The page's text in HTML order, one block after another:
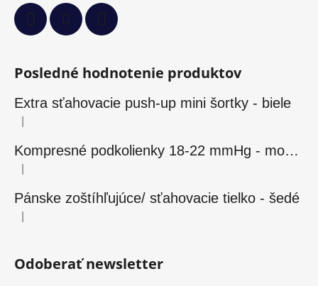
Posledné hodnotenie produktov
Extra sťahovacie push-up mini šortky - biele
Hodnotenie produktu je 5 z 5 hviezdičiek.
Kompresné podkolienky 18-22 mmHg - modré
Hodnotenie produktu je 5 z 5 hviezdičiek.
Pánske zoštíhľujúce/ sťahovacie tielko - šedé
Hodnotenie produktu je 5 z 5 hviezdičiek.
Odoberať newsletter